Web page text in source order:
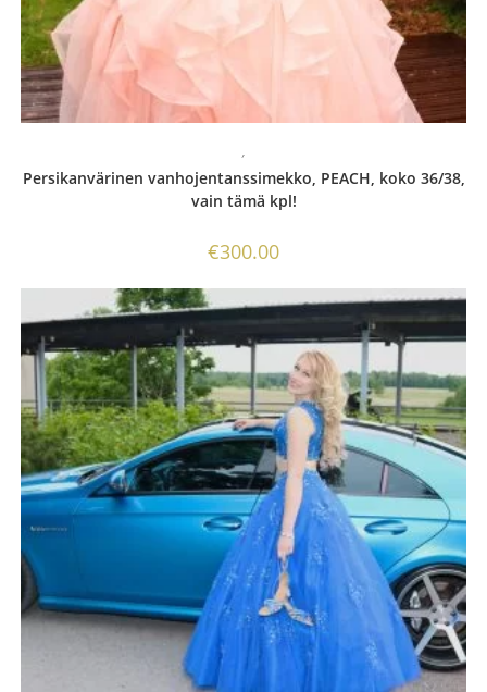
,
Persikanvärinen vanhojentanssimekko, PEACH, koko 36/38,
vain tämä kpl!
€300.00